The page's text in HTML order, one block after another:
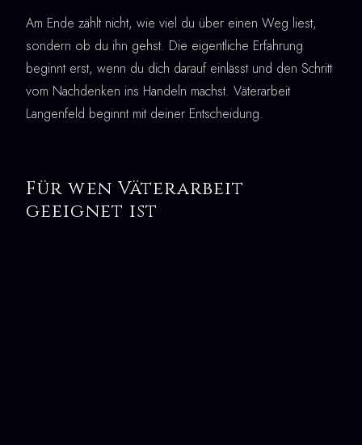
Am Ende zählt nicht, wie viel du über einen Weg liest,
sondern ob du ihn gehst. Die eigentliche Erfahrung
beginnt erst, wenn du dich darauf einlässt und den Schritt
vom Nachdenken ins Handeln machst. Väterarbeit
Langenfeld beginnt mit deiner Entscheidung.
Für wen Väterarbeit
geeignet ist